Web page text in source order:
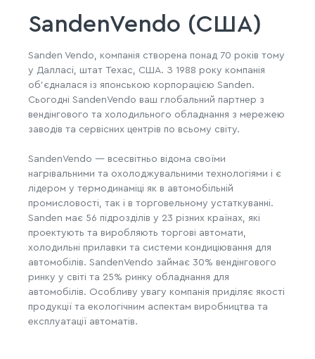
SandenVendo (США)
Sanden Vendo, компанія створена понад 70 років тому
у Далласі, штат Техас, США. З 1988 року компанія
об'єдналася із японською корпорацією Sanden.
Сьогодні SandenVendo ваш глобальний партнер з
вендінгового та холодильного обладнання з мережею
заводів та сервісних центрів по всьому світу.
SandenVendo — всесвітньо відома своїми
нагрівальними та охолоджувальними технологіями і є
лідером у термодинаміці як в автомобільній
промисловості, так і в торговельному устаткуванні.
Sanden має 56 підрозділів у 23 різних країнах, які
проектують та виробляють торгові автомати,
холодильні прилавки та системи кондиціювання для
автомобілів. SandenVendo займає 30% вендінгового
ринку у світі та 25% ринку обладнання для
автомобілів. Особливу увагу компанія приділяє якості
продукції та екологічним аспектам виробництва та
експлуатації автоматів.